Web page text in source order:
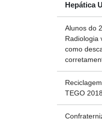
Hepática
Alunos do
Radiologia
como
TEGO 2018